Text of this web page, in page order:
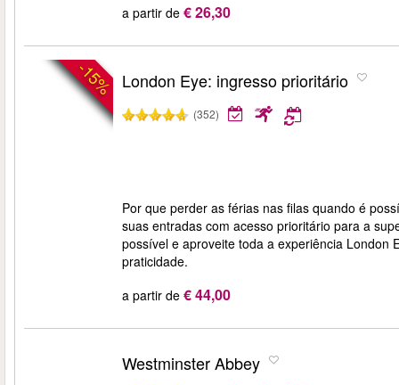
a partir de € 26,30
-15% London Eye: ingresso prioritário
(352)
Por que perder as férias nas filas quando é
suas entradas com acesso prioritário para a
possível e aproveite toda a experiência London
praticidade.
a partir de € 44,00
Westminster Abbey